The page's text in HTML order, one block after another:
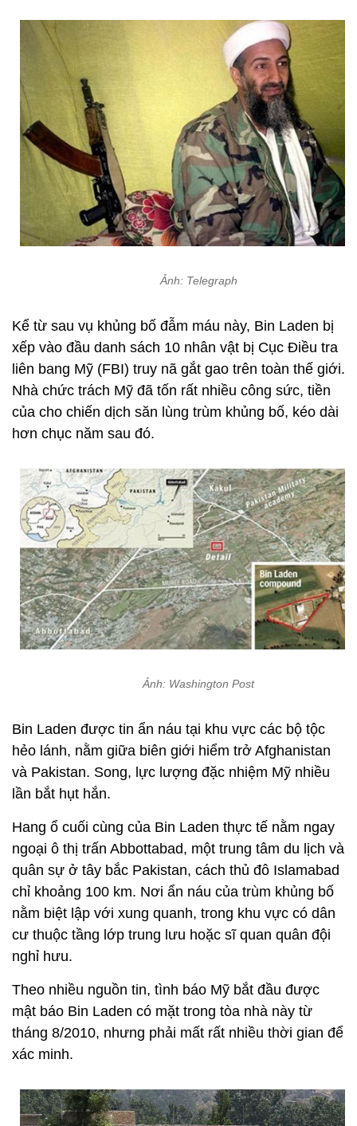
Ảnh: Telegraph
Kể từ sau vụ khủng bố đẫm máu này, Bin Laden bị
xếp vào đầu danh sách 10 nhân vật bị Cục Điều tra
liên bang Mỹ (FBI) truy nã gắt gao trên toàn thế giới.
Nhà chức trách Mỹ đã tốn rất nhiều công sức, tiền
của cho chiến dịch săn lùng trùm khủng bố, kéo dài
hơn chục năm sau đó.
Ảnh: Washington Post
Bin Laden được tin ẩn náu tại khu vực các bộ tộc
hẻo lánh, nằm giữa biên giới hiểm trở Afghanistan
và Pakistan. Song, lực lượng đặc nhiệm Mỹ nhiều
lần bắt hụt hắn.
Hang ổ cuối cùng của Bin Laden thực tế nằm ngay
ngoại ô thị trấn Abbottabad, một trung tâm du lịch và
quân sự ở tây bắc Pakistan, cách thủ đô Islamabad
chỉ khoảng 100 km. Nơi ẩn náu của trùm khủng bố
nằm biệt lập với xung quanh, trong khu vực có dân
cư thuộc tầng lớp trung lưu hoặc sĩ quan quân đội
nghỉ hưu.
Theo nhiều nguồn tin, tình báo Mỹ bắt đầu được
mật báo Bin Laden có mặt trong tòa nhà này từ
tháng 8/2010, nhưng phải mất rất nhiều thời gian để
xác minh.